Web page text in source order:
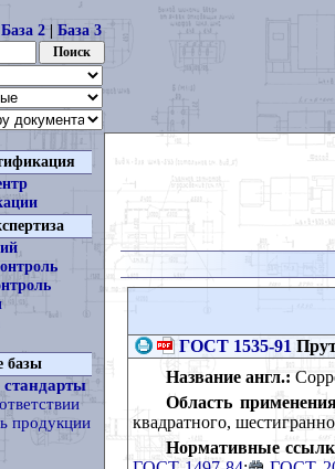
База 2| База 3
базы
стандарты
продукции
ГОСТ 1535-91
Название англ.:
Область
квадратного,
Нормативные